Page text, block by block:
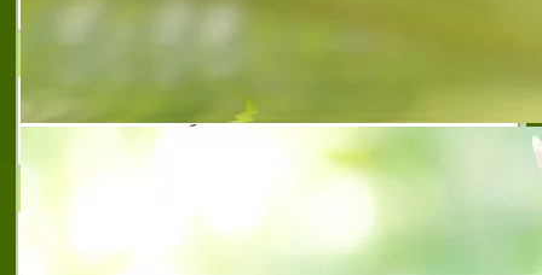
Синьото мече e онлайн магазин за ръчно
изработени стоки